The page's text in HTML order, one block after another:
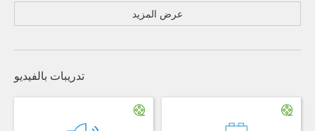
عرض المزيد
تدريبات بالفيديو